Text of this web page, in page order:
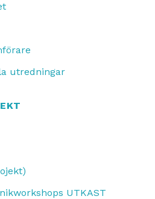
utredningar
UTKAST